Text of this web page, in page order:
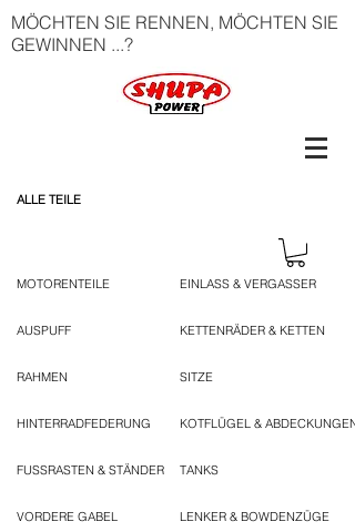
MÖCHTEN SIE RENNEN, MÖCHTEN SIE
GEWINNEN ...?
ALLE TEILE
MOTORENTEILE
AUSPUFF
RAHMEN
HINTERRADFEDERUNG
FUSSRASTEN & STÄNDER
VORDERE GABEL
EINLASS & VERGASSER
KETTENRÄDER & KETTEN
SITZE
KOTFLÜGEL & ABDECKUNGEN
TANKS
LENKER & BOWDENZÜGE